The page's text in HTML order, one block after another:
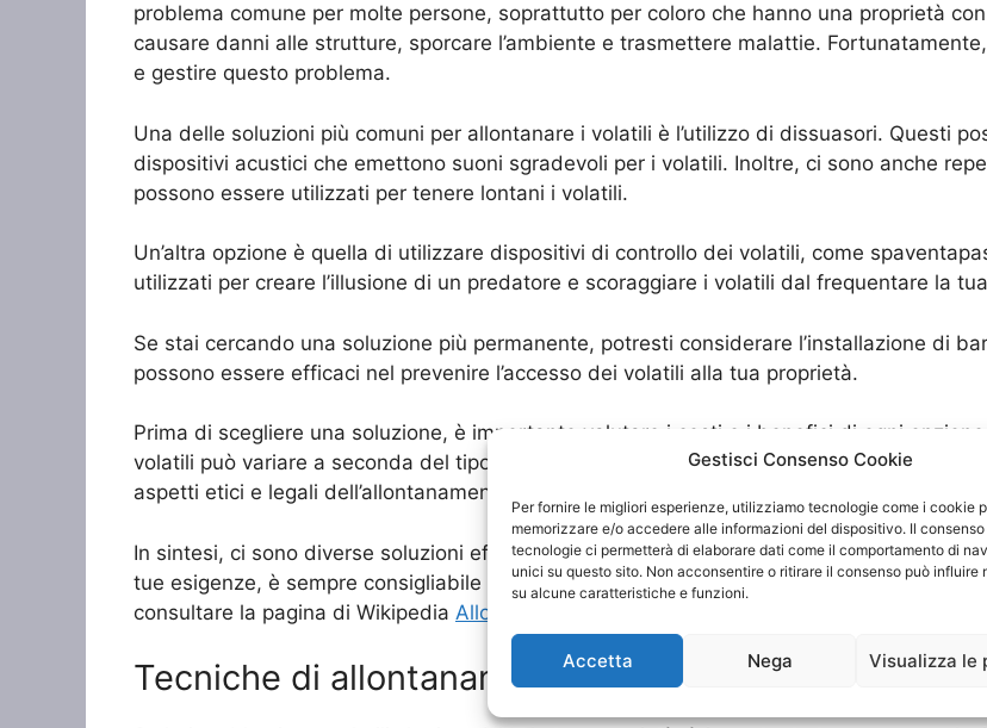
Gestisci Consenso Cookie
Per fornire le migliori esperienze, utilizziamo tecnologie come i cookie
memorizzare e/o accedere alle informazioni del dispositivo. Il
tecnologie ci permetterà di elaborare dati come il comportamento di
unici su questo sito. Non acconsentire o ritirare il consenso può influire
su alcune caratteristiche e funzioni.
Accetta Nega Visualizza le
problema comune per molte persone, soprattutto per coloro che hanno una proprietà
causare danni alle strutture, sporcare l’ambiente e trasmettere malattie.
e gestire questo problema.
Una delle soluzioni più comuni per allontanare i volatili è l’utilizzo di dissuasori. Questi
dispositivi acustici che emettono suoni sgradevoli per i volatili. Inoltre, ci sono anche
possono essere utilizzati per tenere lontani i volatili.
Un’altra opzione è quella di utilizzare dispositivi di controllo dei volatili, come
utilizzati per creare l’illusione di un predatore e scoraggiare i volatili dal frequentare la
Se stai cercando una soluzione più permanente, potresti considerare l’installazione di
possono essere efficaci nel prevenire l’accesso dei volatili alla tua proprietà.
Prima di scegliere una soluzione, è importante valutare i costi e i benefici di ogni
volatili può variare a seconda del tipo di soluzione scelta e delle dimensioni della tua
aspetti etici e legali dell’allontanamento dei volatili.
In sintesi, ci sono diverse soluzioni efficaci per allontanare i volatili dalla tua proprietà.
tue esigenze, è sempre consigliabile consultare un esperto in materia. Per ulteriori
consultare la pagina di Wikipedia Allontanamento volatili
Tecniche di allontanamento volatili: quali sono e